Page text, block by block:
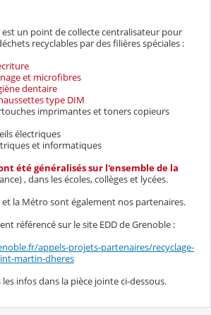
est un point de collecte centralisateur pour
recyclables par des filières spéciales :
et microfibres
dentaire
type DIM
imprimantes et toners copieurs
électriques
et informatiques
été généralisés sur l'ensemble de la
, dans les écoles, collèges et lycées.
et la Métro sont également nos partenaires.
référencé sur le site EDD de Grenoble :
appels-projets-partenaires/recyclage-
martin-dheres
infos dans la pièce jointe ci-dessous.